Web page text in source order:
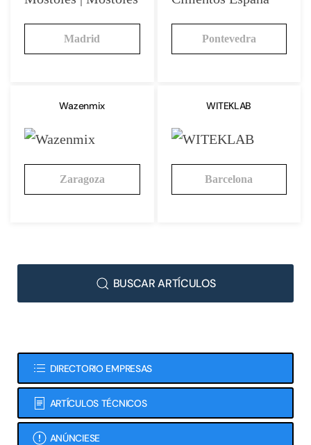
Madrid Pontevedra
Wazenmix
Zaragoza
WITEKLAB
Barcelona
BUSCAR ARTÍCULOS
DIRECTORIO EMPRESAS
ARTÍCULOS TÉCNICOS
ANÚNCIESE